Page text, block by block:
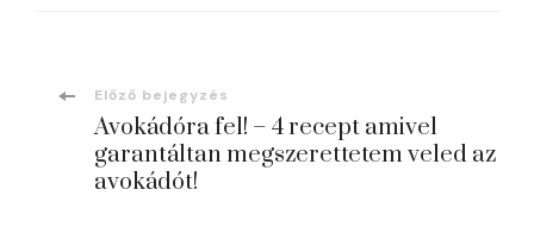
Bejegyzések
navigációja
Előző bejegyzés
Avokádóra fel! – 4 recept amivel
garantáltan megszerettetem veled az
avokádót!